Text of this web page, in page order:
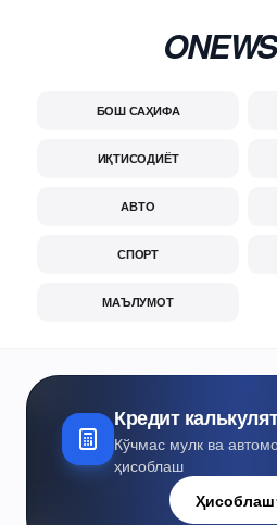
ONEWS
БОШ САҲИФА
ИҚТИСОДИЁТ
АВТО
СПОРТ
МАЪЛУМОТ
Кредит
Кўчмас мулк ва
ҳисоблаш
Ҳисоблаш